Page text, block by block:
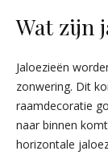
Wat zijn
Jaloezieën
zonwering. Dit
raamdecoratie
naar binnen
horizontale